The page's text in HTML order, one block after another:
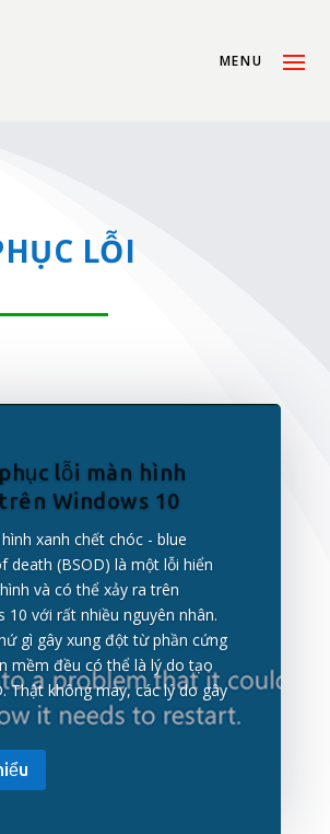
LỖI
lỗi màn hình
Windows 10
xanh chết chóc - blue
death (BSOD) là một lỗi hiển
và có thể xảy ra trên
10 với rất nhiều nguyên nhân.
gì gây xung đột từ phần cứng
mềm đều có thể là lý do tạo
Thật không may, các lý do gây